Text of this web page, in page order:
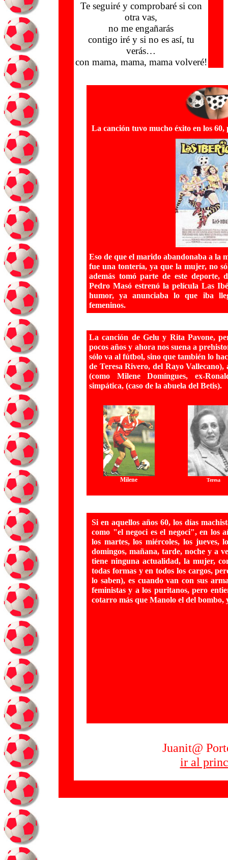
Te seguiré y comprobaré si con
otra vas,
no me engañarás
contigo iré y si no es así, tu
verás…
con mama, mama, mama volveré!
La canción tuvo mucho éxito en los
Eso de que el marido abandonaba a la
fue una tontería, ya que la mujer, no
además tomó parte de este deporte,
Pedro Masó estrenó la película Las
humor, ya anunciaba lo que iba
femeninos.
La canción de Gelu y Rita Pavone,
pocos años y ahora nos suena a
sólo va al fútbol, sino que también lo
de Teresa Rivero, del Rayo
(como Milene Domíngues, ex-
simpática, (caso de la abuela del Betis).
Milene Teresa
Si en aquellos años 60, los días
como "el negoci es el negoci", en los
los martes, los miércoles, los jueves,
domingos, mañana, tarde, noche y a
tiene ninguna actualidad, la mujer,
todas formas y en todos los cargos,
lo saben), es cuando van con sus
feministas y a los puritanos, pero
cotarro más que Manolo el del bombo,
Juanit@
ir al